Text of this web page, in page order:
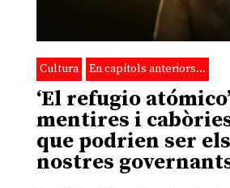
Cultura En capítols anteriors…
‘El refugio
mentires i
que podrien ser els
nostres